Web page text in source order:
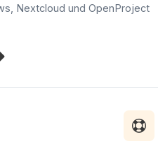
Nextcloud und OpenProject